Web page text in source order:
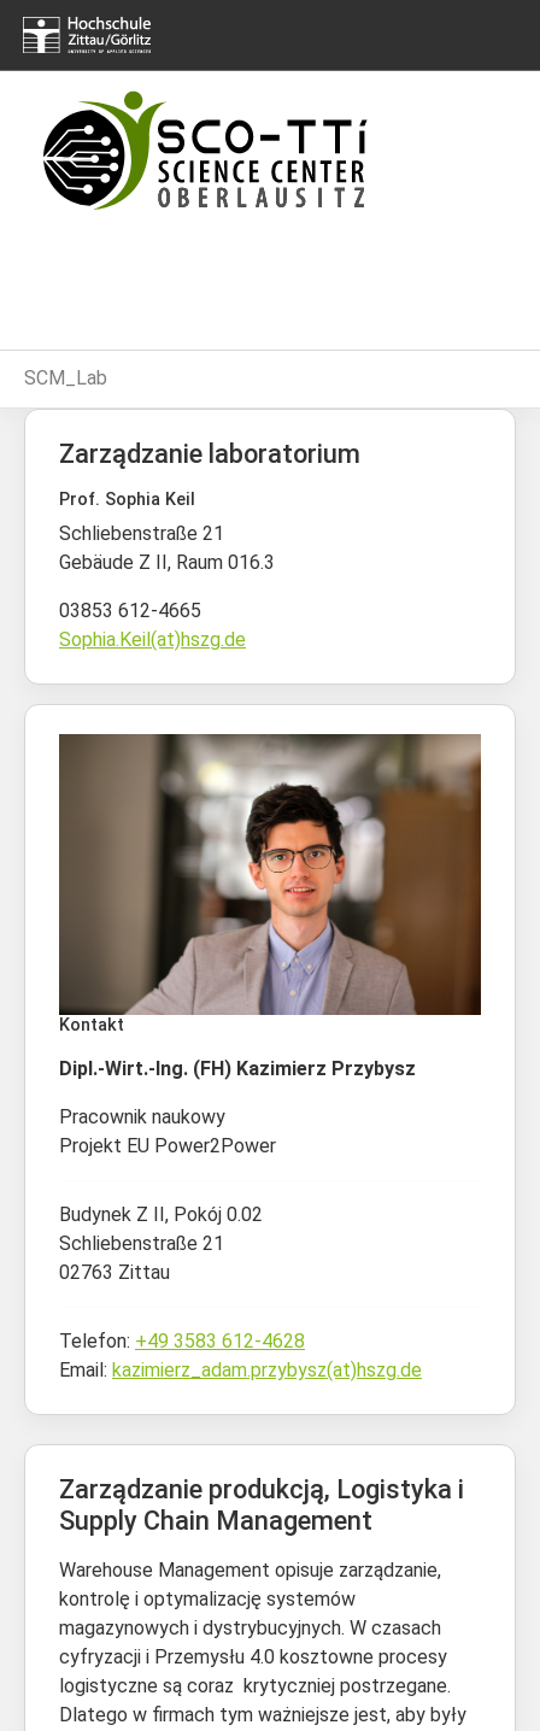
SCM_Lab
Zarządzanie laboratorium
Prof. Sophia Keil
Schliebenstraße 21
Gebäude Z II, Raum 016.3
03853 612-4665
Sophia.Keil(at)hszg.de
Kontakt
Dipl.-Wirt.-Ing. (FH) Kazimierz Przybysz
Pracownik naukowy
Projekt EU Power2Power
Budynek Z II, Pokój 0.02
Schliebenstraße 21
02763 Zittau
Telefon: +49 3583 612-4628
Email: kazimierz_adam.przybysz(at)hszg.de
Zarządzanie produkcją, Logistyka i
Supply Chain Management
Warehouse Management opisuje zarządzanie,
kontrolę i optymalizację systemów
magazynowych i dystrybucyjnych. W czasach
cyfryzacji i Przemysłu 4.0 kosztowne procesy
logistyczne są coraz krytyczniej postrzegane.
Dlatego w firmach tym ważniejsze jest, aby były